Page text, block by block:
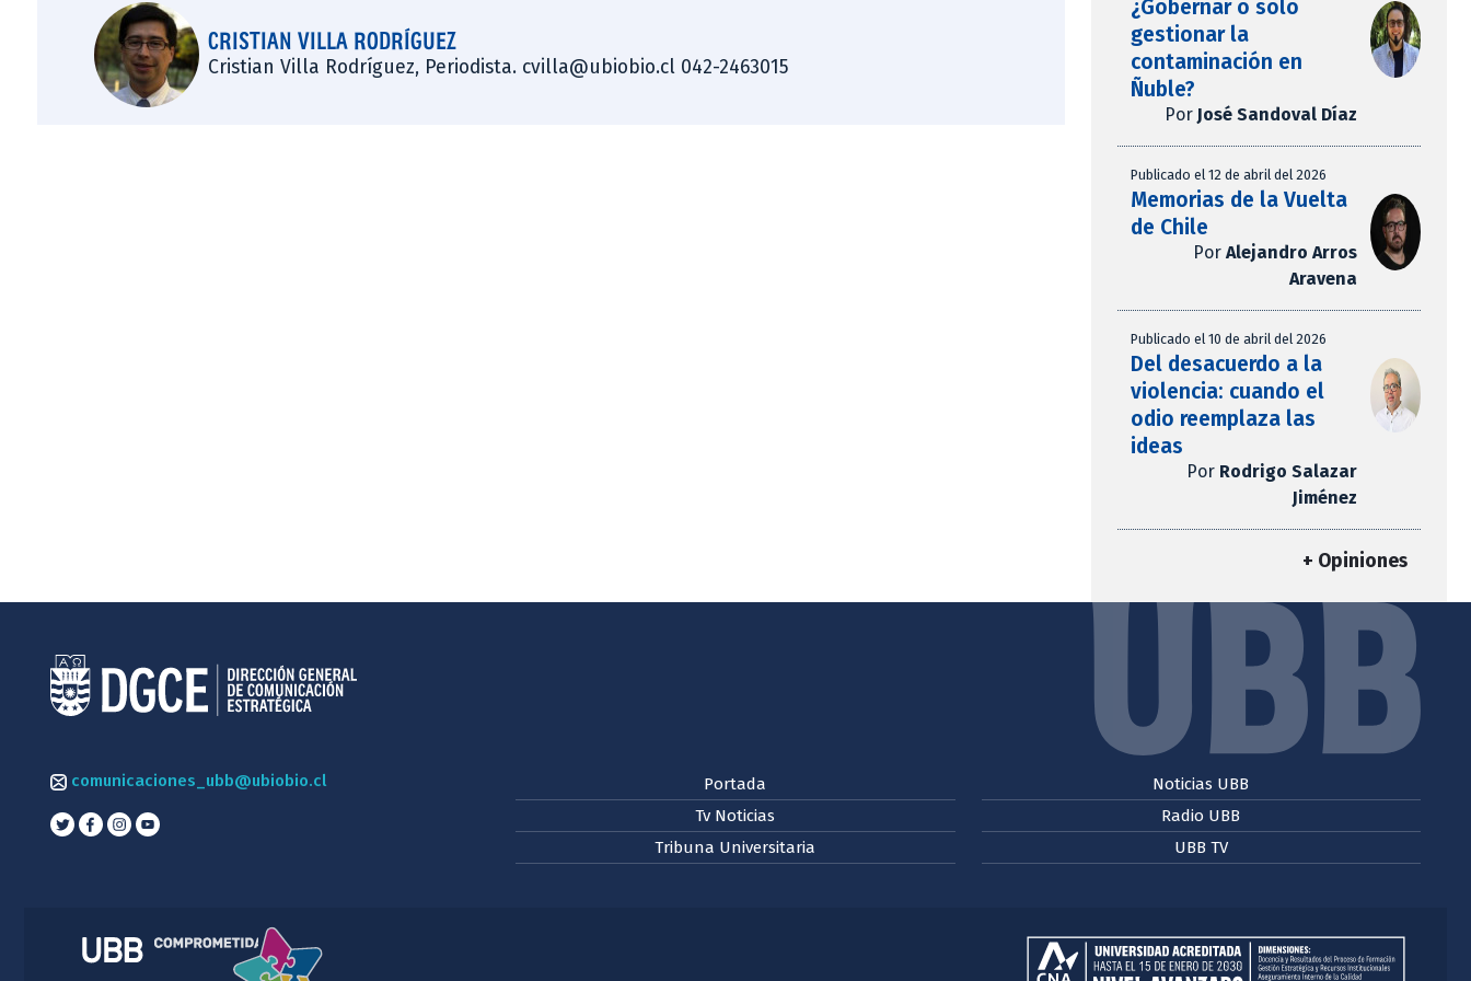
CRISTIAN VILLA RODRÍGUEZ
Cristian Villa Rodríguez, Periodista. cvilla@ubiobio.cl 042-2463015
¿Gobernar o solo
gestionar la
contaminación en
Ñuble?
Por José Sandoval Díaz
Publicado el 12 de abril del 2026
Memorias de la Vuelta
de Chile
Por Alejandro Arros
Aravena
Publicado el 10 de abril del 2026
Del desacuerdo a la
violencia: cuando el
odio reemplaza las
ideas
Por Rodrigo Salazar
Jiménez
+ Opiniones
comunicaciones_ubb@ubiobio.cl
Portada
Tv Noticias
Tribuna Universitaria
Noticias UBB
Radio UBB
UBB TV